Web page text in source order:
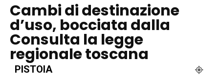
Cambi di destinazione
d’uso, bocciata dalla
Consulta la legge
regionale toscana
PISTOIA